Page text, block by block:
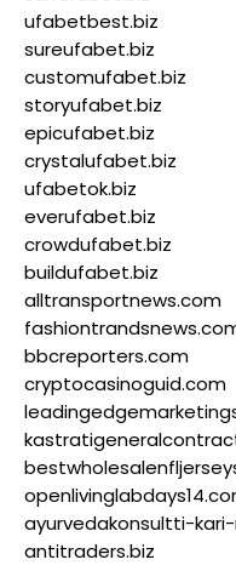
ufabetbest.biz
sureufabet.biz
customufabet.biz
storyufabet.biz
epicufabet.biz
crystalufabet.biz
ufabetok.biz
everufabet.biz
crowdufabet.biz
buildufabet.biz
alltransportnews.com
bbcreporters.com
cryptocasinoguid.com
ayurvedakonsultti-
antitraders.biz